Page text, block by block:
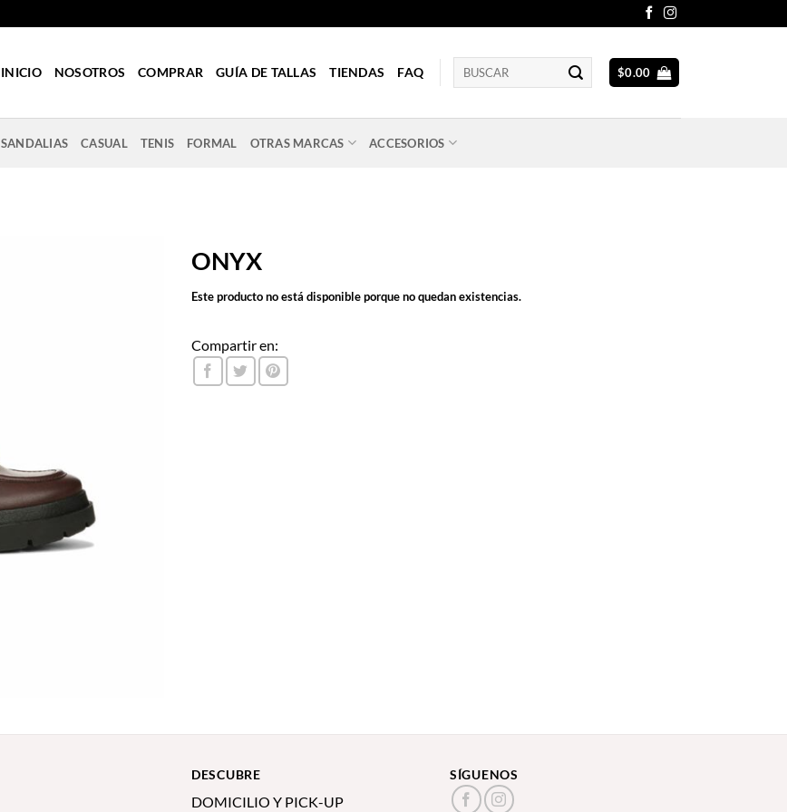
INICIO NOSOTROS COMPRAR GUÍA DE TALLAS TIENDAS FAQ
Buscar
$0.00
SANDALIAS CASUAL TENIS FORMAL OTRAS MARCAS ACCESORIOS
ONYX
Este producto no está disponible porque no quedan existencias.
Compartir en:
DESCUBRE
DOMICILIO Y PICK-UP
SÍGUENOS